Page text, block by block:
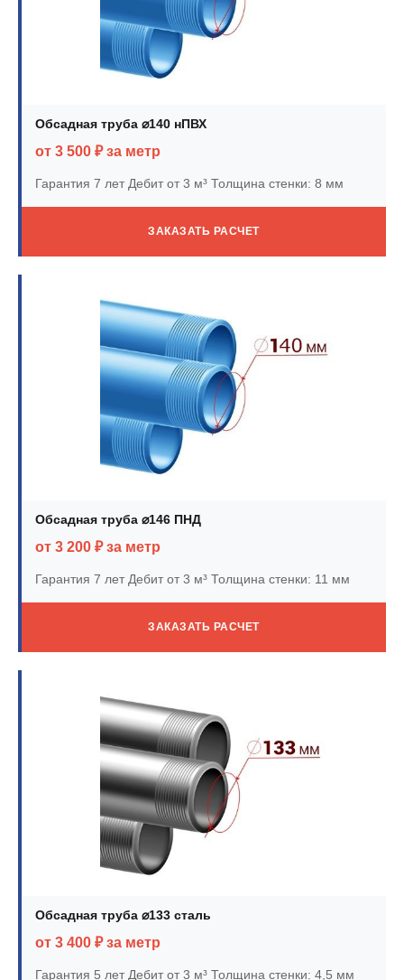
Обсадная труба ⌀140 нПВХ
от 3 500 ₽ за метр
Гарантия 7 летДебит от 3 м³ Толщина стенки: 8 мм
ЗАКАЗАТЬ РАСЧЕТ
Обсадная труба ⌀146 ПНД
от 3 200 ₽ за метр
Гарантия 7 летДебит от 3 м³ Толщина стенки: 11 мм
ЗАКАЗАТЬ РАСЧЕТ
Обсадная труба ⌀133 сталь
от 3 400 ₽ за метр
Гарантия 5 летДебит от 3 м³ Толщина стенки: 4,5 мм